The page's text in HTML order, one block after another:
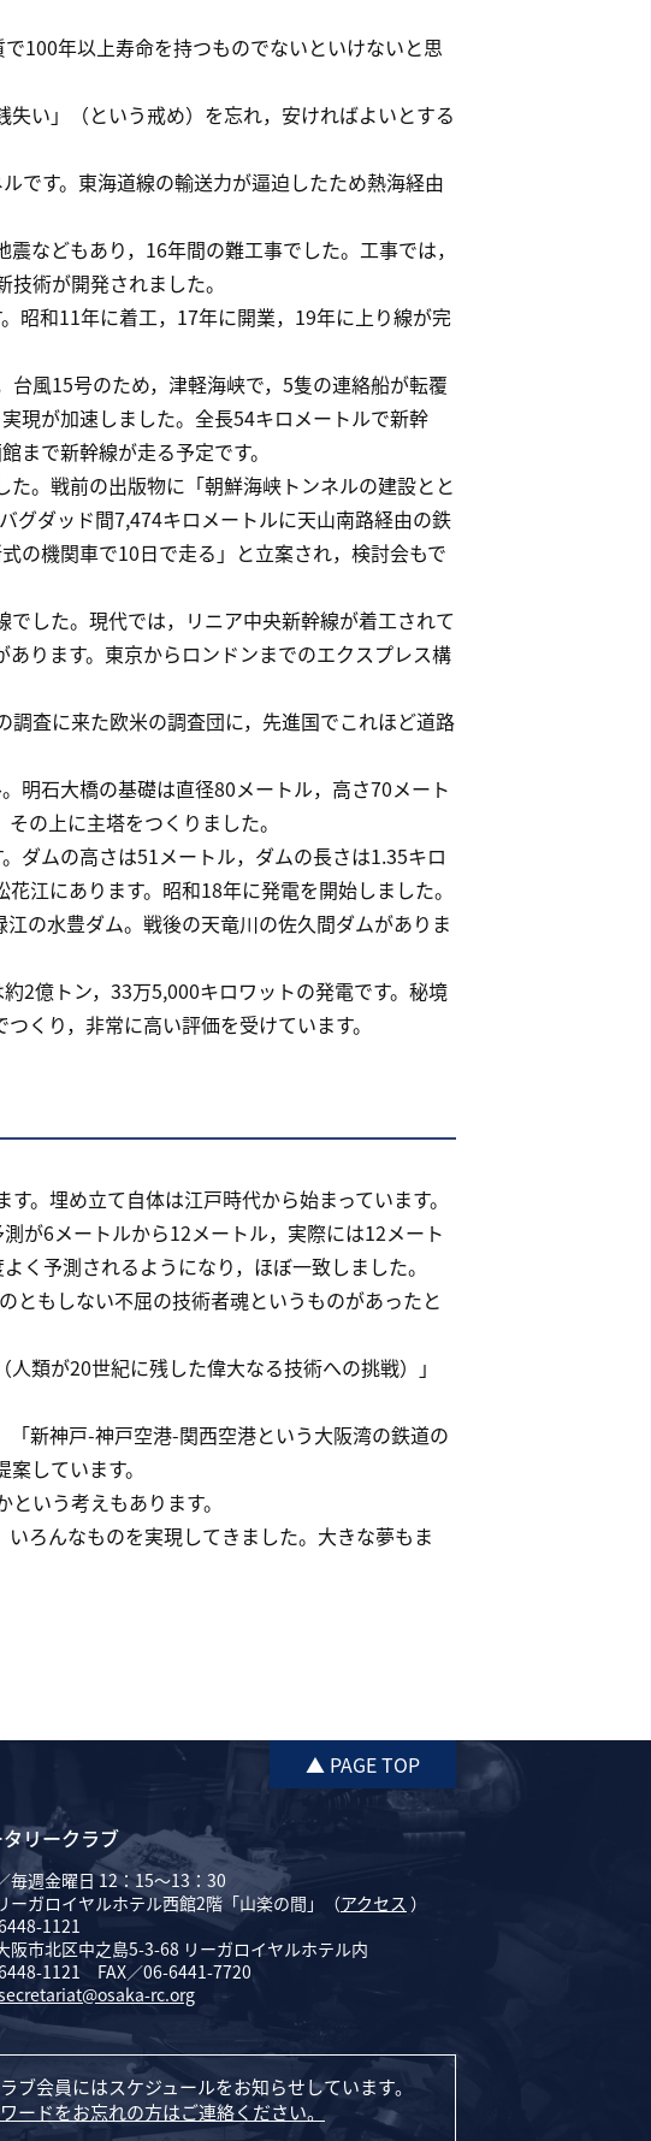
100年以上寿命を持つものでないといけないと思
い」（という戒め）を忘れ，安ければよいとする
です。東海道線の輸送力が逼迫したため熱海経由
などもあり，16年間の難工事でした。工事では，
術が開発されました。
昭和11年に着工，17年に開業，19年に上り線が完
風15号のため，津軽海峡で，5隻の連絡船が転覆
現が加速しました。全長54キロメートルで新幹
まで新幹線が走る予定です。
。戦前の出版物に「朝鮮海峡トンネルの建設とと
グダッド間7,474キロメートルに天山南路経由の鉄
の機関車で10日で走る」と立案され，検討会もで
した。現代では，リニア中央新幹線が着工されて
ります。東京からロンドンまでのエクスプレス構
査に来た欧米の調査団に，先進国でこれほど道路
明石大橋の基礎は直径80メートル，高さ70メート
の上に主塔をつくりました。
ダムの高さは51メートル，ダムの長さは1.35キロ
江にあります。昭和18年に発電を開始しました。
の水豊ダム。戦後の天竜川の佐久間ダムがありま
2億トン，33万5,000キロワットの発電です。秘境
くり，非常に高い評価を受けています。
。埋め立て自体は江戸時代から始まっています。
が6メートルから12メートル，実際には12メート
く予測されるようになり，ほぼ一致しました。
もしない不屈の技術者魂というものがあったと
類が20世紀に残した偉大なる技術への挑戦）」
新神戸-神戸空港-関西空港という大阪湾の鉄道の
しています。
いう考えもあります。
ろんなものを実現してきました。大きな夢もま
▲ PAGE TOP
リークラブ
毎週金曜日 12：15～13：30
ーガロイヤルホテル西館2階「山楽の間」（アクセス ）
1121
阪市北区中之島5-3-68 リーガロイヤルホテル内
1121 FAX／06-6441-7720
rc.org
ブ会員にはスケジュールをお知らせしています。
ードをお忘れの方はご連絡ください。